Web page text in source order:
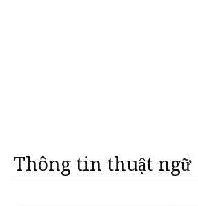
Thông tin thuật ngữ